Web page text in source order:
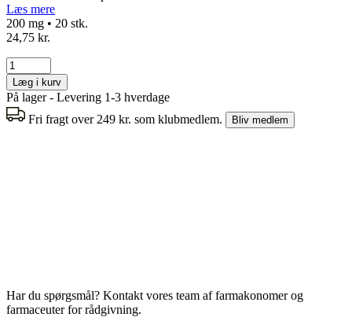
Læs mere
200 mg • 20 stk.
24,75 kr.
Læg i kurv
På lager - Levering 1-3 hverdage
Fri fragt over 249 kr. som klubmedlem.
Bliv medlem
Har du spørgsmål? Kontakt vores team af farmakonomer og
farmaceuter for rådgivning.